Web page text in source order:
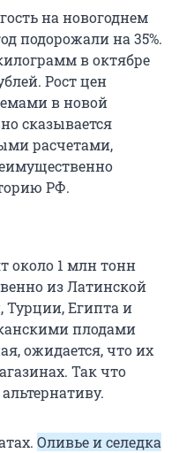
на новогоднем
подорожали на 35%.
в октябре
Рост цен
в новой
сказывается
расчетами,
РФ.
около 1 млн тонн
из Латинской
Египта и
плодами
ожидается, что их
Так что
Оливье и селедка